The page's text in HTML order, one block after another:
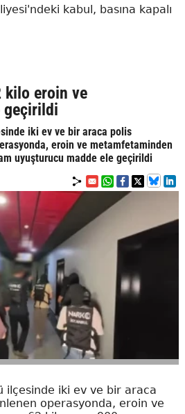
kabul, basına kapalı
kilo eroin ve
geçirildi
iki ev ve bir araca polis
eroin ve metamfetaminden
uyuşturucu madde ele geçirildi
ilçesinde iki ev ve bir araca
operasyonda, eroin ve